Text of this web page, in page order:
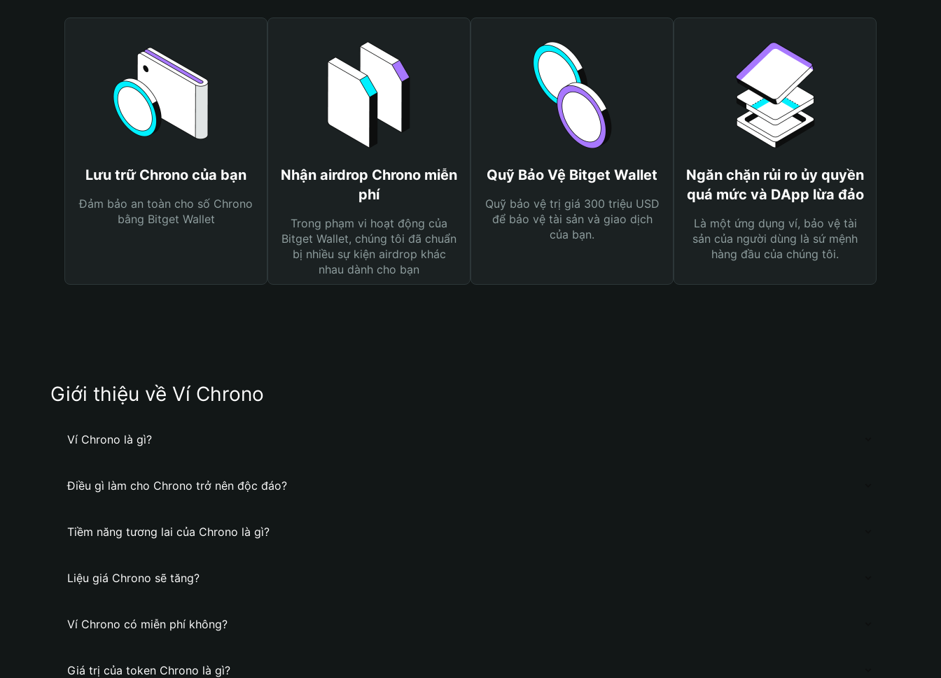
Lưu trữ Chrono của bạn
Đảm bảo an toàn cho số Chrono
bằng Bitget Wallet
Nhận airdrop Chrono miễn
phí
Trong phạm vi hoạt động của
Bitget Wallet, chúng tôi đã chuẩn
bị nhiều sự kiện airdrop khác
nhau dành cho bạn
Quỹ Bảo Vệ Bitget Wallet
Quỹ bảo vệ trị giá 300 triệu USD
để bảo vệ tài sản và giao dịch
của bạn.
Ngăn chặn rủi ro ủy quyền
quá mức và DApp lừa đảo
Là một ứng dụng ví, bảo vệ tài
sản của người dùng là sứ mệnh
hàng đầu của chúng tôi.
Giới thiệu về Ví Chrono
Ví Chrono là gì?
Điều gì làm cho Chrono trở nên độc đáo?
Tiềm năng tương lai của Chrono là gì?
Liệu giá Chrono sẽ tăng?
Ví Chrono có miễn phí không?
Giá trị của token Chrono là gì?